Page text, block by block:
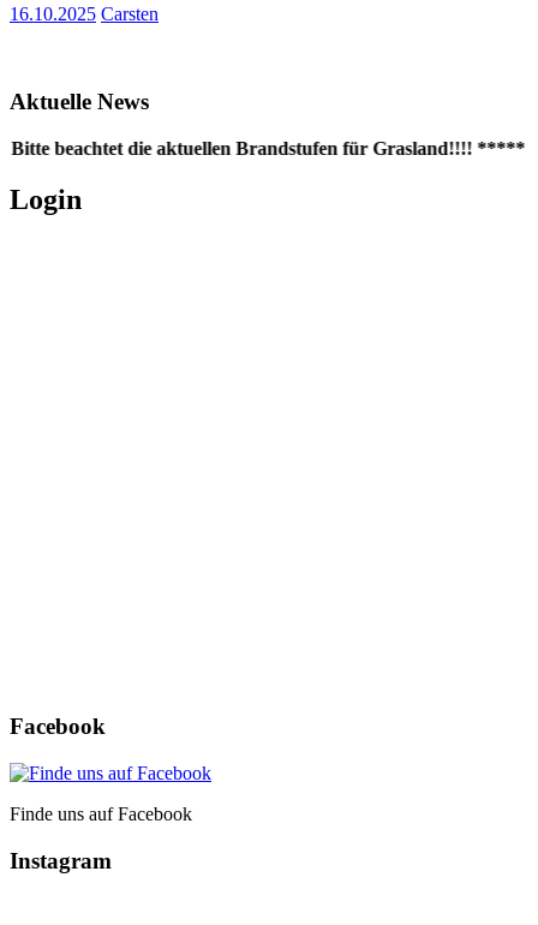
16.10.2025 Carsten
Aktuelle News
beachtet die aktuellen Brandstufen für Grasland!!!! *****
Login
Facebook
Finde uns auf Facebook
Instagram